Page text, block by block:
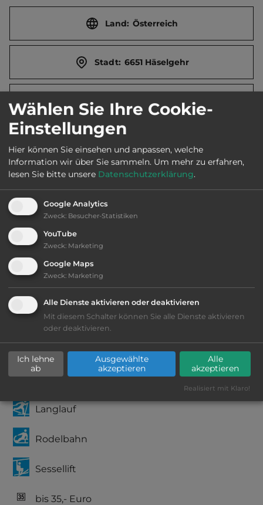
Land: Österreich
Stadt: 6651 Häselgehr
Straße: Luxnach 122
info@lechtal-camping-rudi.at
Webseite: www.lechtal-camping-rudi.at
Fläche:
Ausstattung:
Abfahrtslauf
Langlauf
Rodelbahn
Sessellift
bis 35,- Euro
Wählen Sie Ihre Cookie-
Einstellungen
Hier können Sie einsehen und anpassen, welche
Information wir über Sie sammeln. Um mehr zu erfahren,
lesen Sie bitte unsere Datenschutzerklärung.
Google Analytics
Zweck: Besucher-Statistiken
YouTube
Zweck: Marketing
Google Maps
Zweck: Marketing
Alle Dienste aktivieren oder deaktivieren
Mit diesem Schalter können Sie alle Dienste aktivieren
oder deaktivieren.
Ich lehne
ab
Ausgewählte
akzeptieren
Alle
akzeptieren
Realisiert mit Klaro!